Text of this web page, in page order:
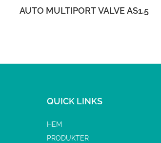
AUTO MULTIPORT VALVE AS1.5
QUICK LINKS
HEM
PRODUKTER